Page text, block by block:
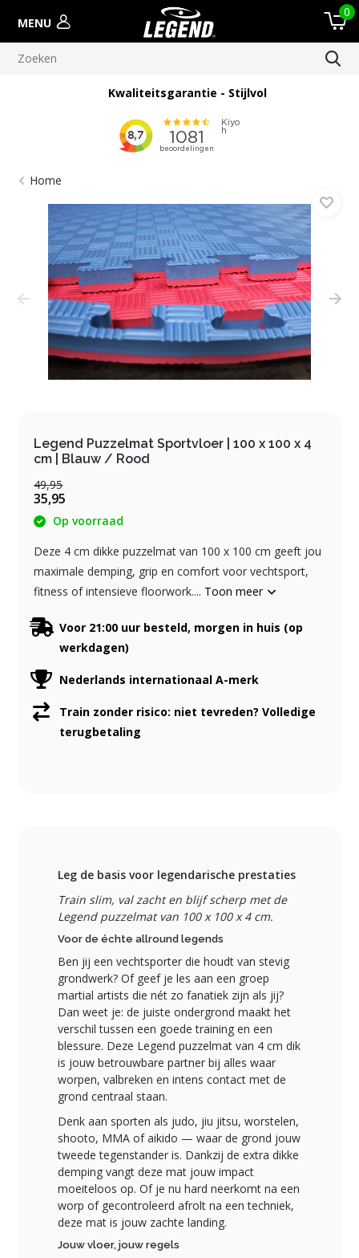
MENU
0
Kwaliteitsgarantie - Stijlvol
Home
Legend Puzzelmat Sportvloer | 100 x 100 x 4
cm | Blauw / Rood
49,95
35,95
Op voorraad
Deze 4 cm dikke puzzelmat van 100 x 100 cm geeft jou
maximale demping, grip en comfort voor vechtsport,
fitness of intensieve floorwork.... Toon meer
Voor 21:00 uur besteld, morgen in huis (op
werkdagen)
Nederlands internationaal A-merk
Train zonder risico: niet tevreden? Volledige
terugbetaling
Leg de basis voor legendarische prestaties
Train slim, val zacht en blijf scherp met de
Legend puzzelmat van 100 x 100 x 4 cm.
Voor de échte allround legends
Ben jij een vechtsporter die houdt van stevig
grondwerk? Of geef je les aan een groep
martial artists die nét zo fanatiek zijn als jij?
Dan weet je: de juiste ondergrond maakt het
verschil tussen een goede training en een
blessure. Deze Legend puzzelmat van 4 cm dik
is jouw betrouwbare partner bij alles waar
worpen, valbreken en intens contact met de
grond centraal staan.
Denk aan sporten als judo, jiu jitsu, worstelen,
shooto, MMA of aikido — waar de grond jouw
tweede tegenstander is. Dankzij de extra dikke
demping vangt deze mat jouw impact
moeiteloos op. Of je nu hard neerkomt na een
worp of gecontroleerd afrolt na een techniek,
deze mat is jouw zachte landing.
Jouw vloer, jouw regels